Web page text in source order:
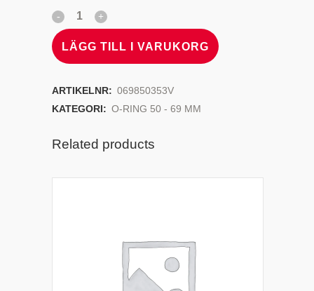
LÄGG TILL I VARUKORG
ARTIKELNR: 069850353V
KATEGORI: O-RING 50 - 69 MM
Related products